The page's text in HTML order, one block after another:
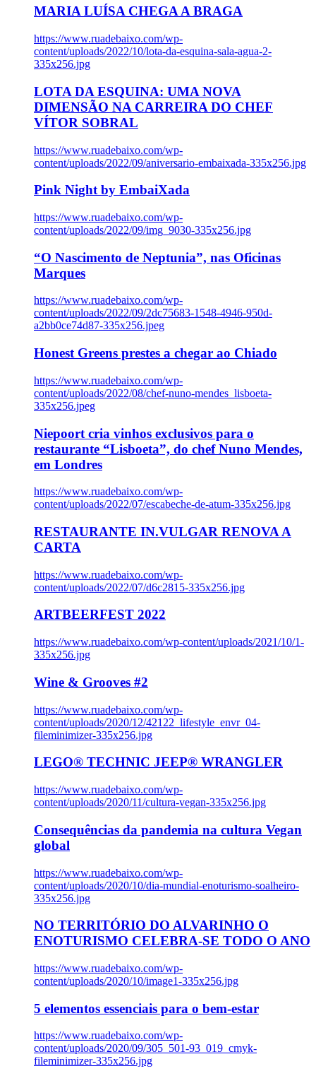
MARIA LUÍSA CHEGA A BRAGA
https://www.ruadebaixo.com/wp-
content/uploads/2022/10/lota-da-esquina-sala-agua-2-
335x256.jpg
LOTA DA ESQUINA: UMA NOVA
DIMENSÃO NA CARREIRA DO CHEF
VÍTOR SOBRAL
https://www.ruadebaixo.com/wp-
content/uploads/2022/09/aniversario-embaixada-335x256.jpg
Pink Night by EmbaiXada
https://www.ruadebaixo.com/wp-
content/uploads/2022/09/img_9030-335x256.jpg
“O Nascimento de Neptunia”, nas Oficinas
Marques
https://www.ruadebaixo.com/wp-
content/uploads/2022/09/2dc75683-1548-4946-950d-
a2bb0ce74d87-335x256.jpeg
Honest Greens prestes a chegar ao Chiado
https://www.ruadebaixo.com/wp-
content/uploads/2022/08/chef-nuno-mendes_lisboeta-
335x256.jpeg
Niepoort cria vinhos exclusivos para o
restaurante “Lisboeta”, do chef Nuno Mendes,
em Londres
https://www.ruadebaixo.com/wp-
content/uploads/2022/07/escabeche-de-atum-335x256.jpg
RESTAURANTE IN.VULGAR RENOVA A
CARTA
https://www.ruadebaixo.com/wp-
content/uploads/2022/07/d6c2815-335x256.jpg
ARTBEERFEST 2022
https://www.ruadebaixo.com/wp-content/uploads/2021/10/1-
335x256.jpg
Wine & Grooves #2
https://www.ruadebaixo.com/wp-
content/uploads/2020/12/42122_lifestyle_envr_04-
fileminimizer-335x256.jpg
LEGO® TECHNIC JEEP® WRANGLER
https://www.ruadebaixo.com/wp-
content/uploads/2020/11/cultura-vegan-335x256.jpg
Consequências da pandemia na cultura Vegan
global
https://www.ruadebaixo.com/wp-
content/uploads/2020/10/dia-mundial-enoturismo-soalheiro-
335x256.jpg
NO TERRITÓRIO DO ALVARINHO O
ENOTURISMO CELEBRA-SE TODO O ANO
https://www.ruadebaixo.com/wp-
content/uploads/2020/10/image1-335x256.jpg
5 elementos essenciais para o bem-estar
https://www.ruadebaixo.com/wp-
content/uploads/2020/09/305_501-93_019_cmyk-
fileminimizer-335x256.jpg